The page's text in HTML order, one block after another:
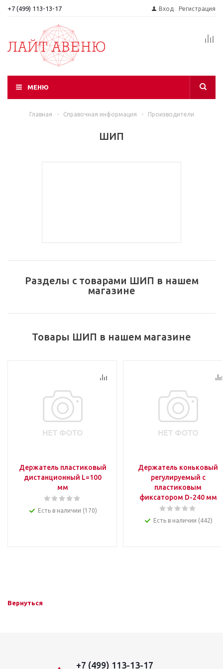
+7 (499) 113-13-17 Вход Регистрация
МЕНЮ
Главная - Справочная информация - Производители
ШИП
Разделы с товарами ШИП в нашем
магазине
Товары ШИП в нашем магазине
Держатель пластиковый
дистанционный L=100
мм
Есть в наличии (170)
Держатель коньковый
регулируемый с
пластиковым
фиксатором D-240 мм
Есть в наличии (442)
Вернуться
+7 (499) 113-13-17